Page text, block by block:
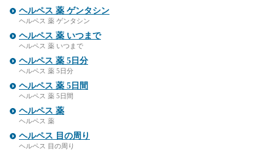
ヘルペス 薬 ゲンタシン
ヘルペス 薬 ゲンタシン
ヘルペス 薬 いつまで
ヘルペス 薬 いつまで
ヘルペス 薬 5日分
ヘルペス 薬 5日分
ヘルペス 薬 5日間
ヘルペス 薬 5日間
ヘルペス 薬
ヘルペス 薬
ヘルペス 目の周り
ヘルペス 目の周り